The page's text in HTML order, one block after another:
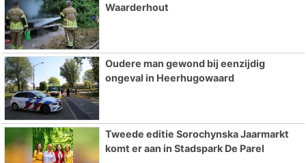
Waarderhout
Oudere man gewond bij eenzijdig
ongeval in Heerhugowaard
Tweede editie Sorochynska Jaarmarkt
komt er aan in Stadspark De Parel